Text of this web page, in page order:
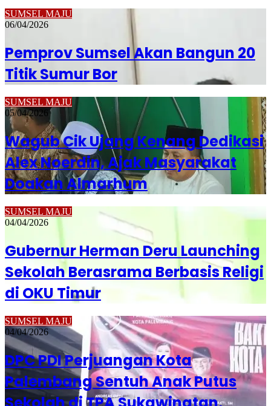
SUMSEL MAJU
06/04/2026
Pemprov Sumsel Akan Bangun 20
Titik Sumur Bor
SUMSEL MAJU
05/04/2026
Wagub Cik Ujang Kenang Dedikasi
Alex Noerdin, Ajak Masyarakat
Doakan Almarhum
SUMSEL MAJU
04/04/2026
Gubernur Herman Deru Launching
Sekolah Berasrama Berbasis Religi
di OKU Timur
SUMSEL MAJU
04/04/2026
DPC PDI Perjuangan Kota
Palembang Sentuh Anak Putus